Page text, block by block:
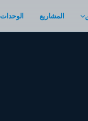
المشاريع الوحدات